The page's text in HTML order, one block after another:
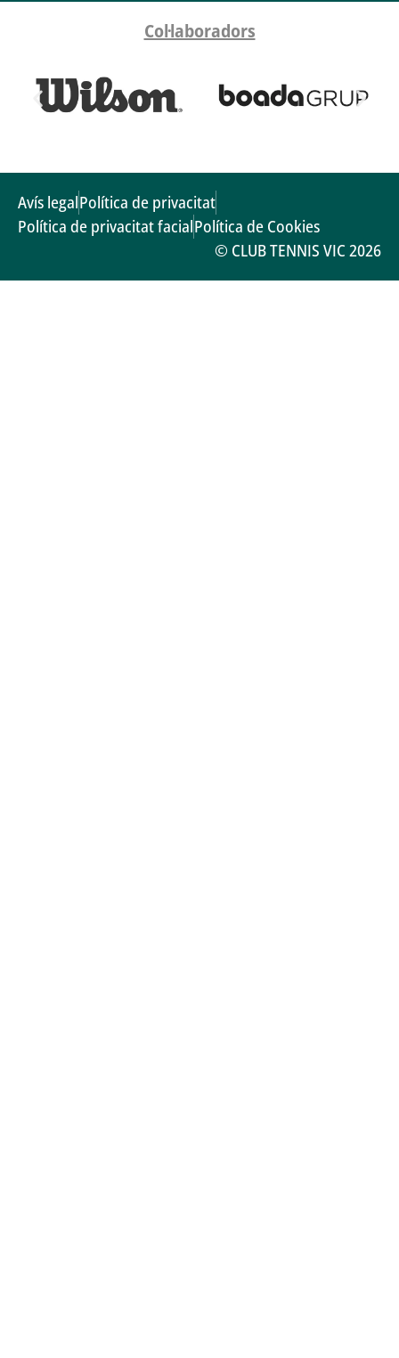
Col·laboradors
© CLUB TENNIS VIC 2026
Avís legalPolítica de privacitat
Política de privacitat facialPolítica de Cookies